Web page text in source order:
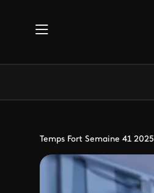
Temps Fort Semaine 41 2025